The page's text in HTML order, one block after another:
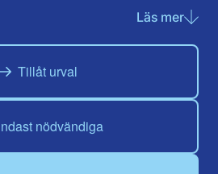
Läs merom
Tillåt urval
nödvändiga